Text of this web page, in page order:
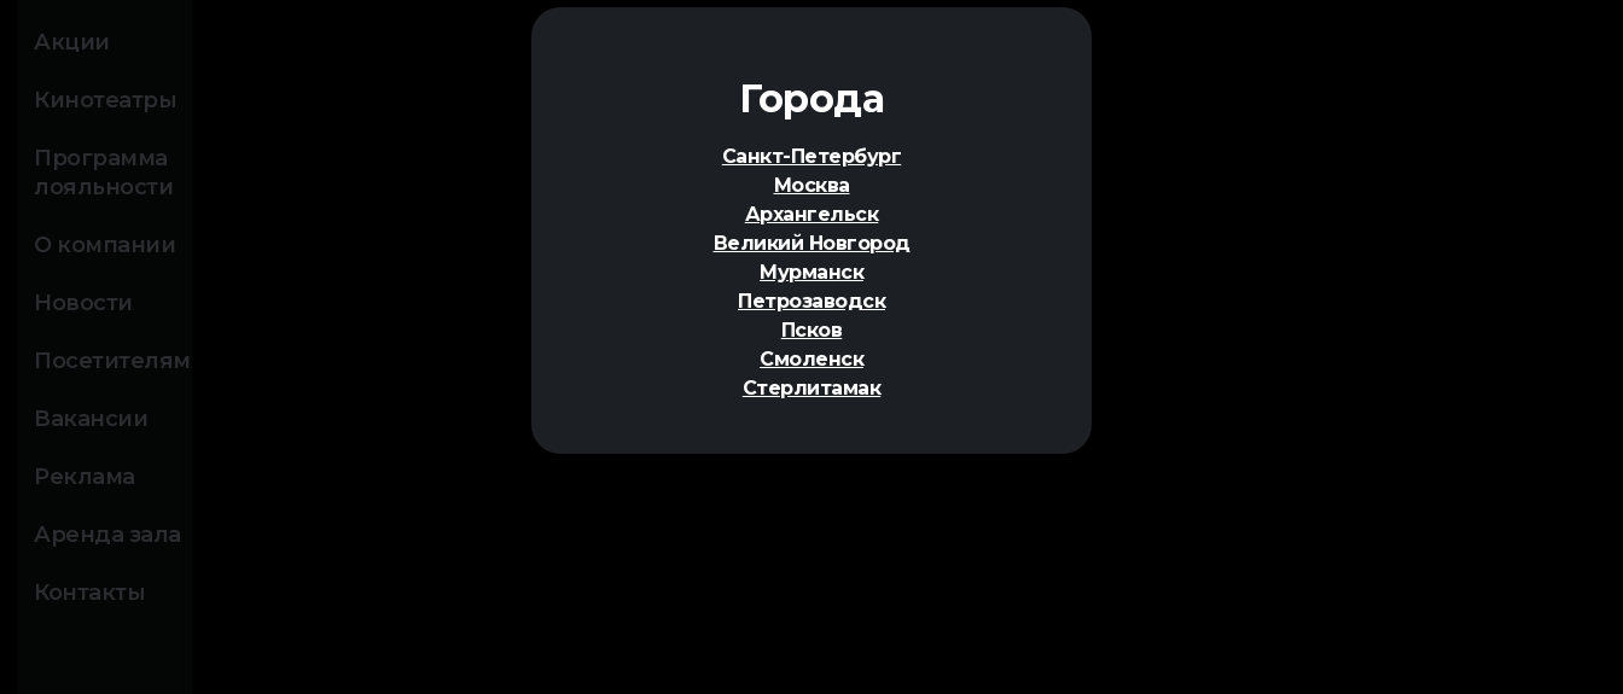
Города
Санкт-Петербург
Москва
Архангельск
Великий Новгород
Мурманск
Петрозаводск
Псков
Смоленск
Стерлитамак
Акции
Кинотеатры
Программа
лояльности
О компании
Новости
Посетителям
Вакансии
Реклама
Аренда зала
Контакты